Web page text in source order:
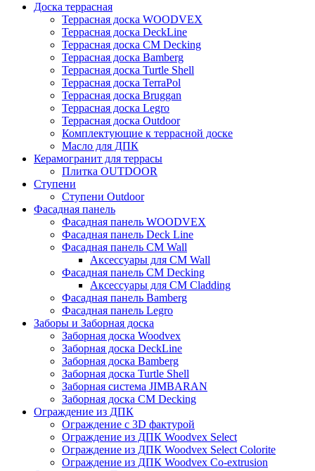
Доска террасная
Террасная доска WOODVEX
Террасная доска DeckLine
Террасная доска CM Decking
Террасная доска Bamberg
Террасная доска Turtle Shell
Террасная доска TerraPol
Террасная доска Bruggan
Террасная доска Legro
Террасная доска Outdoor
Комплектующие к террасной доске
Масло для ДПК
Керамогранит для террасы
Плитка OUTDOOR
Ступени
Ступени Outdoor
Фасадная панель
Фасадная панель WOODVEX
Фасадная панель Deck Line
Фасадная панель CM Wall
Аксессуары для CM Wall
Фасадная панель CM Decking
Аксессуары для CM Cladding
Фасадная панель Bamberg
Фасадная панель Legro
Заборы и Заборная доска
Заборная доска Woodvex
Заборная доска DeckLine
Заборная доска Bamberg
Заборная доска Turtle Shell
Заборная система JIMBARAN
Заборная доска CM Decking
Ограждение из ДПК
Ограждение с 3D фактурой
Ограждение из ДПК Woodvex Select
Ограждение из ДПК Woodvex Select Colorite
Ограждение из ДПК Woodvex Co-extrusion